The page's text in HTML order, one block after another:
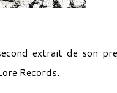
extrait de son
Records.